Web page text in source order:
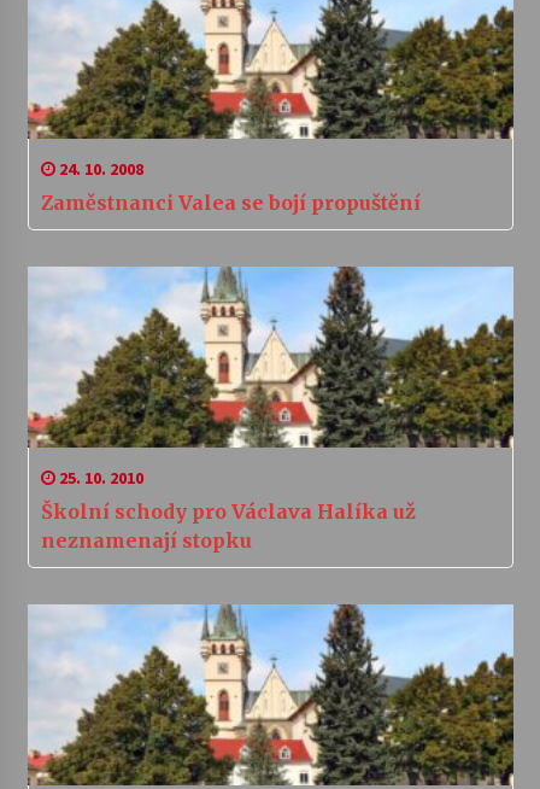
24. 10. 2008
Zaměstnanci Valea se bojí propuštění
25. 10. 2010
Školní schody pro Václava Halíka už
neznamenají stopku